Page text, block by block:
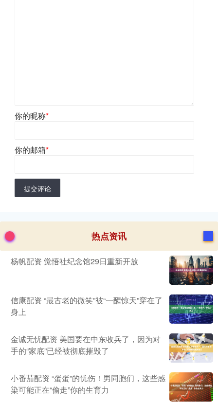
你的昵称*
你的邮箱*
提交评论
热点资讯
杨帆配资 觉悟社纪念馆29日重新开放
信康配资 “最古老的微笑”被“一醒惊天”穿在了
身上
金诚无忧配资 美国要在中东收兵了，因为对
手的“家底”已经被彻底摧毁了
小番茄配资 “蛋蛋”的忧伤！男同胞们，这些感
染可能正在“偷走”你的生育力